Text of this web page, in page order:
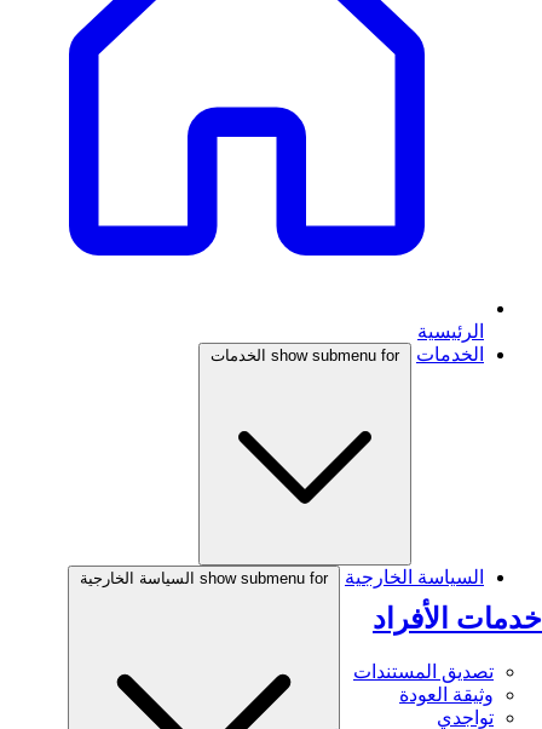
الرئيسية
الخدمات
show submenu for الخدمات
خدمات الأفراد
تصديق المستندات
وثيقة العودة
تواجدي
السياسة الخارجية show submenu for السياسة الخارجية